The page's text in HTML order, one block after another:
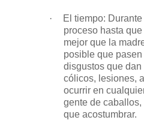
·
El tiempo:
proceso hasta
mejor que la
posible que
disgustos que
cólicos, lesiones,
ocurrir en
gente de
que acostumbrar.